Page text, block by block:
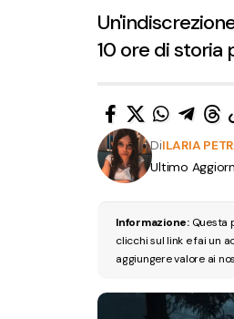
10 ore di storia
Ultimo
DiILARIA
Informazione:Questa
clicchi sul link e fai un
aggiungere valore ai